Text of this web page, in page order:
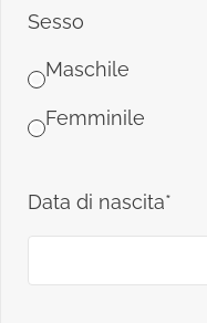
Sesso
Maschile
Femminile
Data di nascita*